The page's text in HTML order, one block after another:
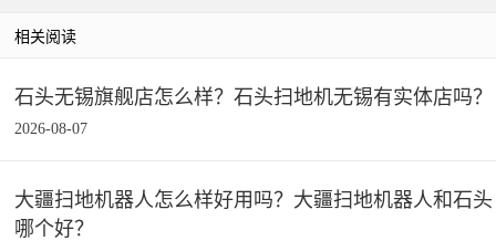
相关阅读
石头无锡旗舰店怎么样？石头扫地机无锡有实体店吗？
2026-08-07
大疆扫地机器人怎么样好用吗？大疆扫地机器人和石头
哪个好？